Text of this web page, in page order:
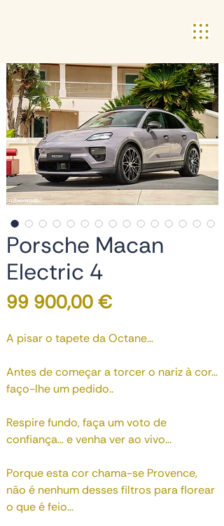
Porsche Macan
Electric 4
99 900,00 €Preço
A pisar o tapete da Octane…
Antes de começar a torcer o nariz à cor…
faço-lhe um pedido..
Respire fundo, faça um voto de
confiança… e venha ver ao vivo...
Porque esta cor chama-se Provence,
não é nenhum desses filtros para florear
o que é feio...